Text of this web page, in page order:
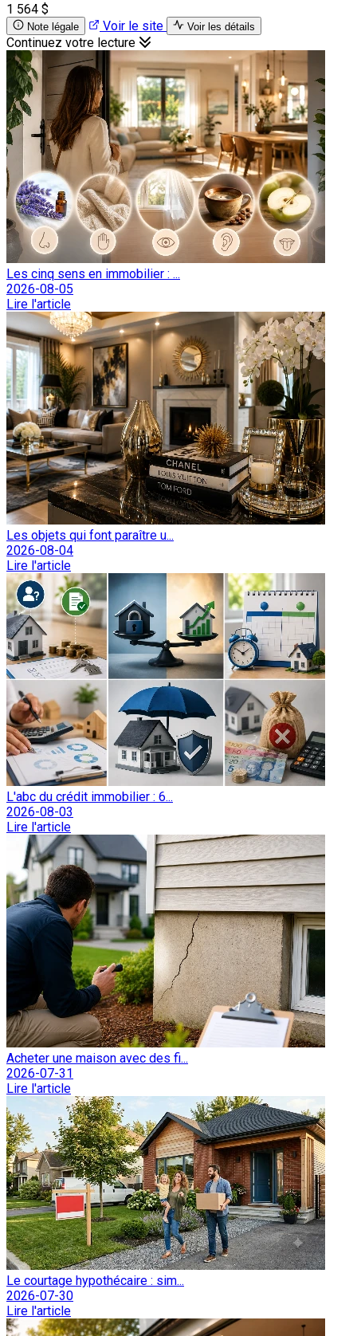
1 564 $
Note légale Voir le site Voir les détails
Continuez votre lecture
Les cinq sens en immobilier : ...
2026-08-05
Lire l'article
Les objets qui font paraître u...
2026-08-04
Lire l'article
L'abc du crédit immobilier : 6...
2026-08-03
Lire l'article
Acheter une maison avec des fi...
2026-07-31
Lire l'article
Le courtage hypothécaire : sim...
2026-07-30
Lire l'article